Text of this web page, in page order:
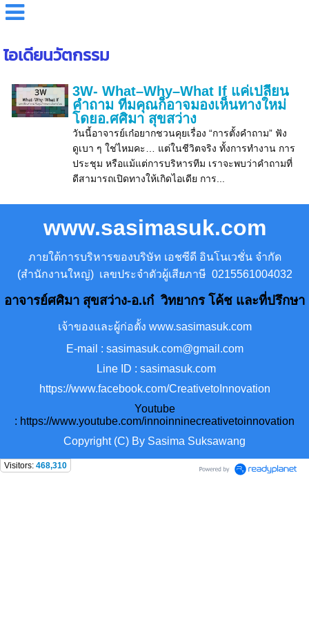
ไอเดียนวัตกรรม
3W- What–Why–What If แค่เปลี่ยน
คำถาม ทีมคุณก็อาจมองเห็นทางใหม่
โดยอ.ศศิมา สุขสว่าง
วันนี้อาจารย์เก๋อยากชวนคุยเรื่อง “การตั้งคำถาม” ฟัง
ดูเบา ๆ ใช่ไหมคะ… แต่ในชีวิตจริง ทั้งการทำงาน การ
ประชุม หรือแม้แต่การบริหารทีม เราจะพบว่าคำถามที่
ดีสามารถเปิดทางให้เกิดไอเดีย การ...
www.sasimasuk.com
ภายใต้การบริหารของบริษัท เอชซีดี อินโนเวชั่น จำกัด
(สำนักงานใหญ่) เลขประจำตัวผู้เสียภาษี 0215561004032
อาจารย์ศศิมา สุขสว่าง-อ.เก๋ วิทยากร โค้ช และที่ปรึกษา
เจ้าของและผู้ก่อตั้ง www.sasimasuk.com
E-mail : sasimasuk.com@gmail.com
Line ID : sasimasuk.com
https://www.facebook.com/CreativetoInnovation
Youtube
: https://www.youtube.com/innoinninecreativetoinnovation
Copyright (C) By Sasima Suksawang
Visitors: 468,310